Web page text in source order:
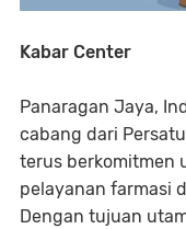
Kabar Center
Panaragan Jaya,
cabang dari
terus berkomitmen
pelayanan farmasi
Dengan tujuan